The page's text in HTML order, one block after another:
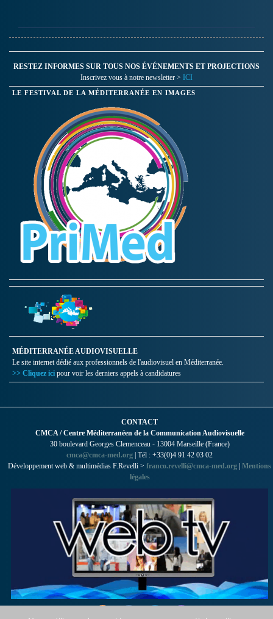
RESTEZ INFORMES SUR TOUS NOS ÉVÉNEMENTS ET PROJECTIONS
Inscrivez vous à notre newsletter > ICI
LE FESTIVAL DE LA MÉDITERRANÉE EN IMAGES
MÉDITERRANÉE AUDIOVISUELLE
Le site internet dédié aux professionnels de l'audiovisuel en Méditerranée.
>> Cliquez ici pour voir les derniers appels à candidatures
CONTACT
CMCA / Centre Méditerranéen de la Communication Audiovisuelle
30 boulevard Georges Clemenceau - 13004 Marseille (France)
cmca@cmca-med.org | Tél : +33(0)4 91 42 03 02
Développement web & multimédias F.Revelli > franco.revelli@cmca-med.org Mentions
légales